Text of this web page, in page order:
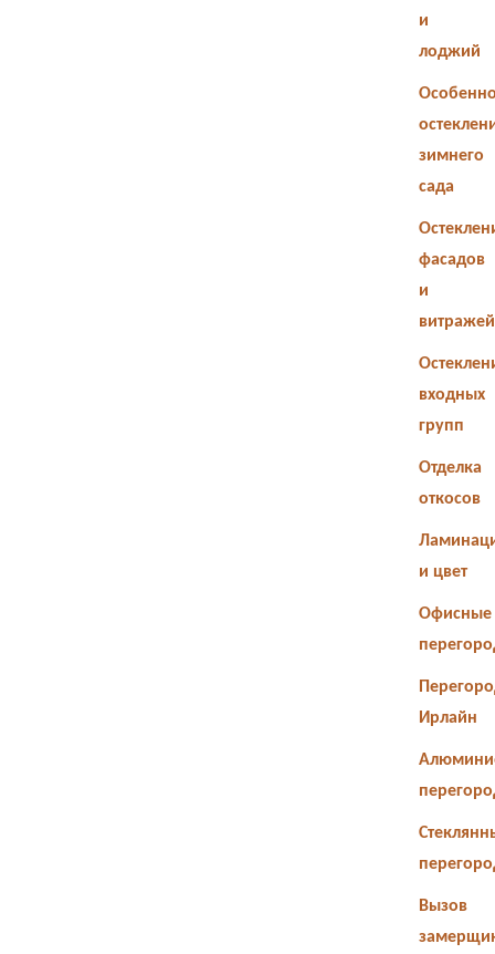
и
лоджий
зимнего
сада
фасадов
и
витражей
входных
групп
Отделка
откосов
и цвет
Офисные
Ирлайн
Вызов